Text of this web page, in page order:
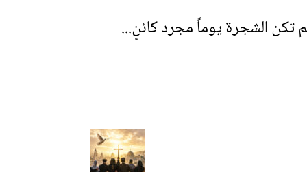
تكن الشجرة يوماً مجرد كائنٍ...